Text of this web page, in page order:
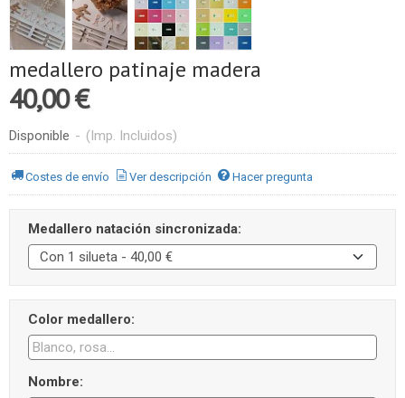
medallero patinaje madera
40,00 €
Disponible - (Imp. Incluidos)
Costes de envío Ver descripción Hacer pregunta
Medallero natación sincronizada:
Color medallero:
Nombre: